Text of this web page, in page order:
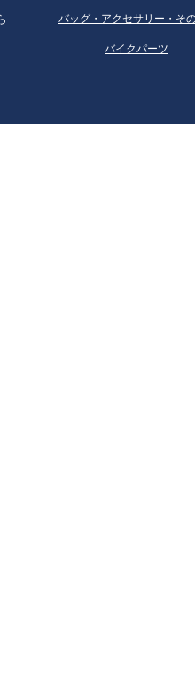
バッグ・アクセサリー・そ
バイクパーツ